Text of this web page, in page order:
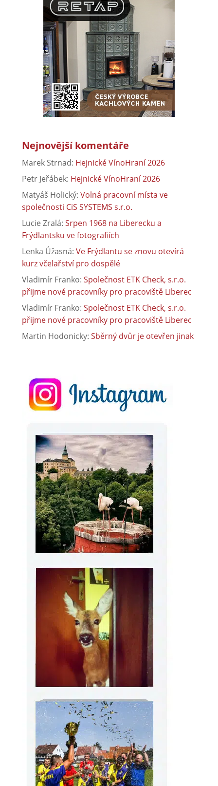
Nejnovější komentáře
Marek Strnad: Hejnické VínoHraní 2026
Petr Jeřábek: Hejnické VínoHraní 2026
Matyáš Holický: Volná pracovní místa ve
společnosti CiS SYSTEMS s.r.o.
Lucie Zralá: Srpen 1968 na Liberecku a
Frýdlantsku ve fotografiích
Lenka Úžasná: Ve Frýdlantu se znovu otevírá
kurz včelařství pro dospělé
Vladimír Franko: Společnost ETK Check, s.r.o.
přijme nové pracovníky pro pracoviště Liberec
Vladimír Franko: Společnost ETK Check, s.r.o.
přijme nové pracovníky pro pracoviště Liberec
Martin Hodonicky: Sběrný dvůr je otevřen jinak